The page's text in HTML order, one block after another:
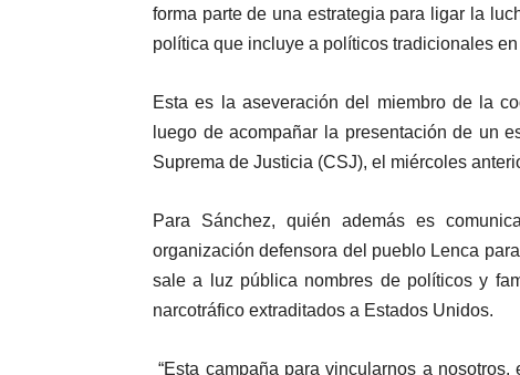
forma parte de una estrategia para ligar la
política que incluye a políticos tradicionales
Esta es la aseveración del miembro de la
luego de acompañar la presentación de un
Suprema de Justicia (CSJ), el miércoles
Para Sánchez, quién además es
organización defensora del pueblo Lenca
sale a luz pública nombres de políticos y
narcotráfico extraditados a Estados Unidos.
“Esta campaña para vincularnos a